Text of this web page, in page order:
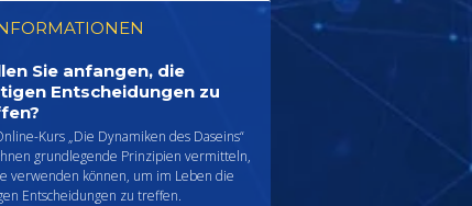
Sie anfangen, die
Entscheidungen zu
Kurs „Die Dynamiken des Daseins“
grundlegende Prinzipien vermitteln,
verwenden können, um im Leben die
Entscheidungen zu treffen.